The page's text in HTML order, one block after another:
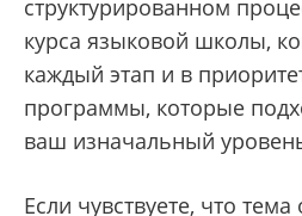
структурированном
курса языковой школы,
каждый этап и в
программы, которые
ваш изначальный
Если чувствуете, что